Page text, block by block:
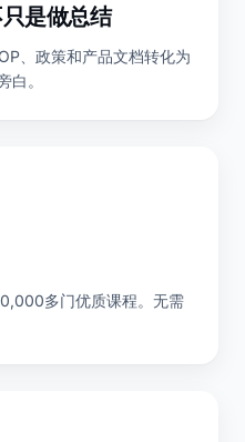
是做总结
、政策和产品文档转化为
。
多门优质课程。无需